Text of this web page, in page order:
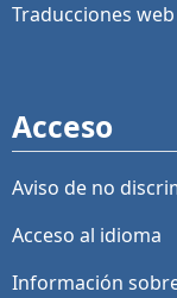
Traducciones web
Acceso
Aviso de no
Acceso al idioma
Información